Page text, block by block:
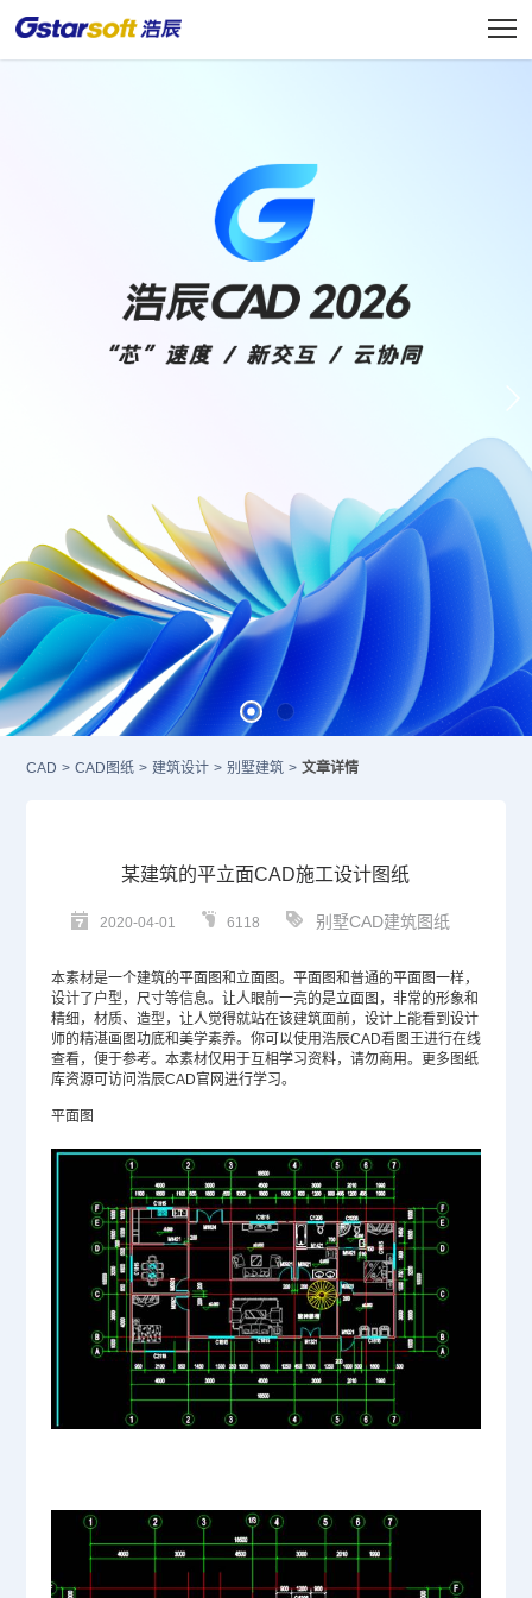
CAD > CAD图纸 > 建筑设计 > 别墅建筑 > 文章详情
某建筑的平立面CAD施工设计图纸
2020-04-01 6118 别墅CAD建筑图纸
本素材是一个建筑的平面图和立面图。平面图和普通的平面图一样，
设计了户型，尺寸等信息。让人眼前一亮的是立面图，非常的形象和
精细，材质、造型，让人觉得就站在该建筑面前，设计上能看到设计
师的精湛画图功底和美学素养。你可以使用浩辰CAD看图王进行在线
查看，便于参考。本素材仅用于互相学习资料，请勿商用。更多图纸
库资源可访问浩辰CAD官网进行学习。
平面图